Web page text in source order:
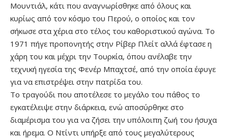
Μουντιάλ, κάτι που αναγνωρίσθηκε από όλους και
κυρίως από τον κόσμο του Περού, ο οποίος και τον
σήκωσε στα χέρια στο τέλος του καθοριστικού αγώνα. Το
1971 πήγε προπονητής στην Ρίβερ Πλείτ αλλά έφτασε η
χάρη του και μέχρι την Τουρκία, όπου ανέλαβε την
τεχνική ηγεσία της Φενέρ Μπαχτσέ, από την οποία έφυγε
για να επιστρέψει στην πατρίδα του.
Το τραγούδι που αποτέλεσε το μεγάλο του πάθος το
εγκατέλειψε στην διάρκεια, ενώ αποσύρθηκε στο
διαμέρισμα του για να ζήσει την υπόλοιπη ζωή του ήσυχα
και ήρεμα. Ο Ντίντι υπήρξε από τους μεγαλύτερους